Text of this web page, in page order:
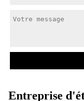
Entreprise